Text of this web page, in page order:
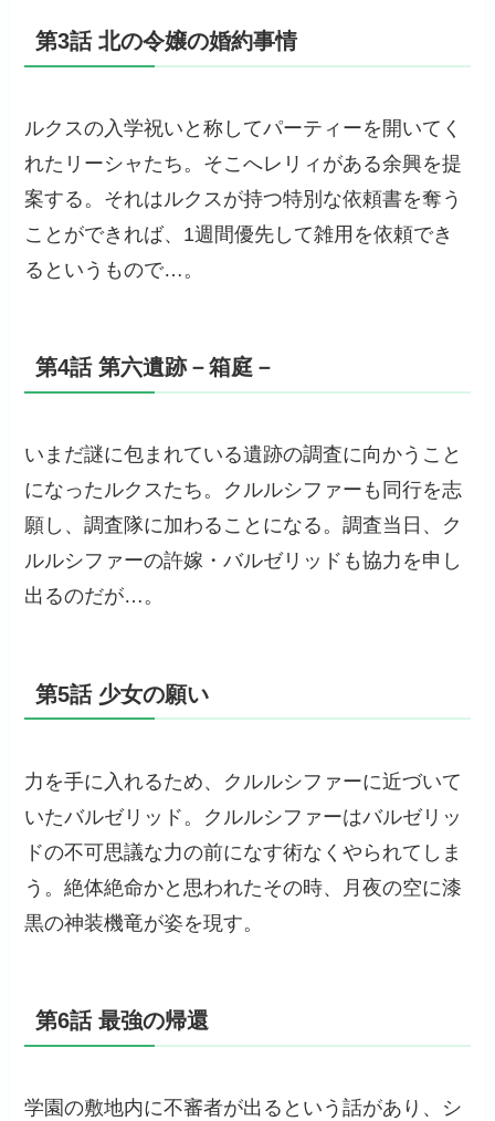
第3話 北の令嬢の婚約事情
ルクスの入学祝いと称してパーティーを開いてく
れたリーシャたち。そこへレリィがある余興を提
案する。それはルクスが持つ特別な依頼書を奪う
ことができれば、1週間優先して雑用を依頼でき
るというもので…。
第4話 第六遺跡－箱庭－
いまだ謎に包まれている遺跡の調査に向かうこと
になったルクスたち。クルルシファーも同行を志
願し、調査隊に加わることになる。調査当日、ク
ルルシファーの許嫁・バルゼリッドも協力を申し
出るのだが…。
第5話 少女の願い
力を手に入れるため、クルルシファーに近づいて
いたバルゼリッド。クルルシファーはバルゼリッ
ドの不可思議な力の前になす術なくやられてしま
う。絶体絶命かと思われたその時、月夜の空に漆
黒の神装機竜が姿を現す。
第6話 最強の帰還
学園の敷地内に不審者が出るという話があり、シ